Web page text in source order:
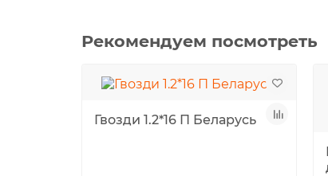
Рекомендуем посмотреть
Гвозди 1.2*16 П Беларусь